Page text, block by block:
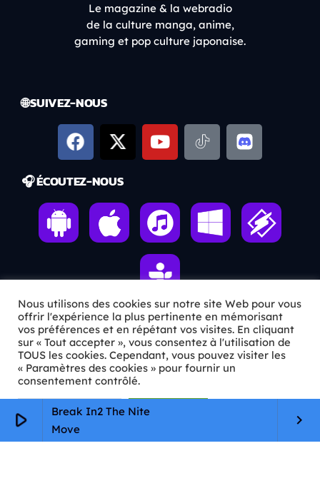
play_arrow
Break In2 The Nite
Move
keyboard_arrow_right
Le magazine & la webradio
de la culture manga, anime,
gaming et pop culture japonaise.
🌐 SUIVEZ-NOUS
🎧 ÉCOUTEZ-NOUS
ℹ️ INFOS PRATIQUES
✉️Contact
🦊Qui sommes-nous ?
📄
Mentions légales
Nous utilisons des cookies sur notre site Web pour vous
offrir l'expérience la plus pertinente en mémorisant
vos préférences et en répétant vos visites. En cliquant
sur « Tout accepter », vous consentez à l'utilisation de
TOUS les cookies. Cependant, vous pouvez visiter les
« Paramètres des cookies » pour fournir un
consentement contrôlé.
Paramètres Cookie Tout accepter